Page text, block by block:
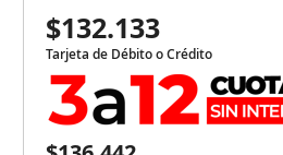
$132.133
Tarjeta de Débito o Crédito